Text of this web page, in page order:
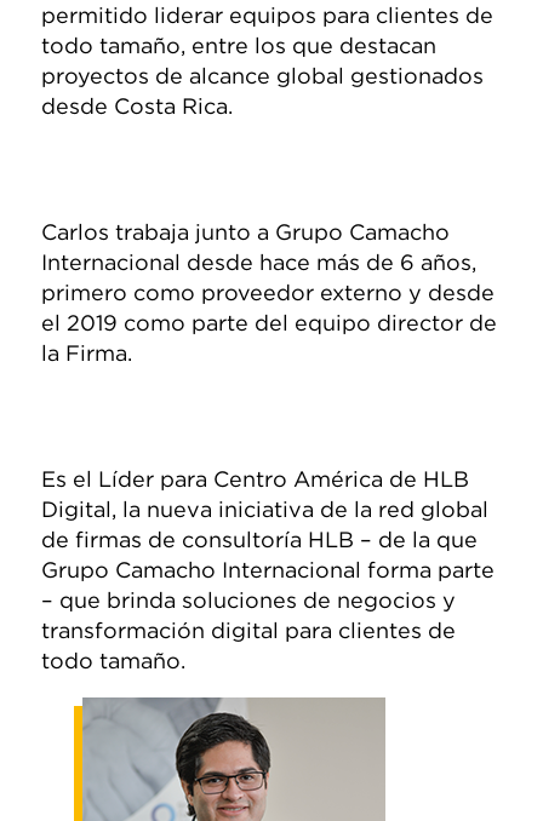
permitido liderar equipos para clientes de
todo tamaño, entre los que destacan
proyectos de alcance global gestionados
desde Costa Rica.
Carlos trabaja junto a Grupo Camacho
Internacional desde hace más de 6 años,
primero como proveedor externo y desde
el 2019 como parte del equipo director de
la Firma.
Es el Líder para Centro América de HLB
Digital, la nueva iniciativa de la red global
de firmas de consultoría HLB – de la que
Grupo Camacho Internacional forma parte
– que brinda soluciones de negocios y
transformación digital para clientes de
todo tamaño.